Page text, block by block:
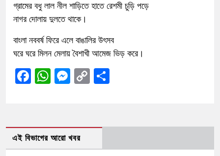
গ্রামের বধু লাল নীল শাড়িতে হাতে রেশমী চুড়ি পড়ে
নাগর দোলায় দুলতে থাকে।
বাংলা নববর্ষ ফিরে এলে বাঙালির উৎসব
ঘরে ঘরে মিলন মেলায় বৈশাখী আমেজ ভিড় করে।
Facebook
WhatsApp
Messenger
Copy
এই বিভাগের আরো খবর